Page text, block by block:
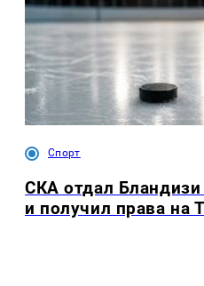
Спорт
СКА отдал
и получил права на